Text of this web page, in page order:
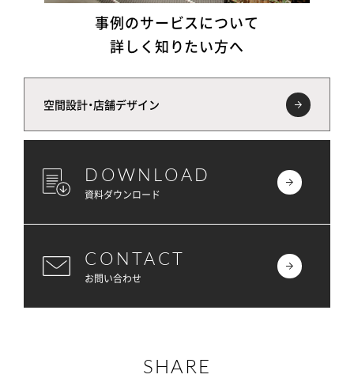
事例のサービスについて
詳しく知りたい方へ
空間設計・店舗デザイン
DOWNLOAD
資料ダウンロード
CONTACT
お問い合わせ
SHARE